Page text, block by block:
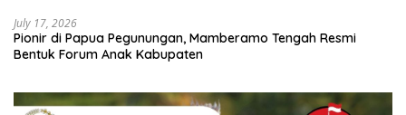
July 17, 2026
Pionir di Papua Pegunungan, Mamberamo Tengah Resmi
Bentuk Forum Anak Kabupaten